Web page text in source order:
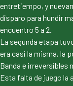
entretiempo, y
disparo para hundir
encuentro 5 a 2.
La segunda etapa
era casi la misma, la
Banda e irreversibles
Esta falta de juego la